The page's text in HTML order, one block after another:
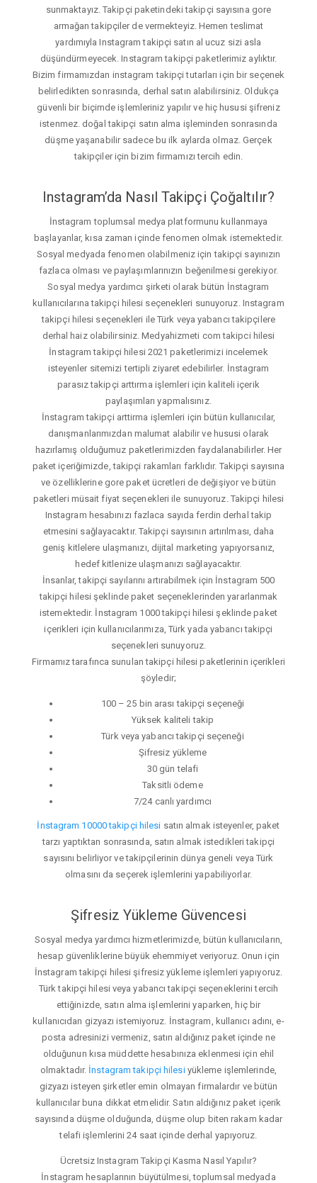
sunmaktayız. Takipçi paketindeki takipçi sayısına gore
armağan takipçiler de vermekteyiz. Hemen teslimat
yardımıyla Instagram takipçi satın al ucuz sizi asla
düşündürmeyecek. Instagram takipçi paketlerimiz aylıktır.
Bizim firmamızdan instagram takipçi tutarları için bir seçenek
belirledikten sonrasında, derhal satın alabilirsiniz. Oldukça
güvenli bir biçimde işlemleriniz yapılır ve hiç hususi şifreniz
istenmez. doğal takipçi satın alma işleminden sonrasında
düşme yaşanabilir sadece bu ilk aylarda olmaz. Gerçek
takipçiler için bizim firmamızı tercih edin.
Instagram’da Nasıl Takipçi Çoğaltılır?
İnstagram toplumsal medya platformunu kullanmaya
başlayanlar, kısa zaman içinde fenomen olmak istemektedir.
Sosyal medyada fenomen olabilmeniz için takipçi sayınızın
fazlaca olması ve paylaşımlarınızın beğenilmesi gerekiyor.
Sosyal medya yardımcı şirketi olarak bütün İnstagram
kullanıcılarına takipçi hilesi seçenekleri sunuyoruz. Instagram
takipçi hilesi seçenekleri ile Türk veya yabancı takipçilere
derhal haiz olabilirsiniz. Medyahizmeti com takipci hilesi
İnstagram takipçi hilesi 2021 paketlerimizi incelemek
isteyenler sitemizi tertipli ziyaret edebilirler. İnstagram
parasız takipçi arttırma işlemleri için kaliteli içerik
paylaşımları yapmalısınız.
İnstagram takipçi arttirma işlemleri için bütün kullanıcılar,
danışmanlarımızdan malumat alabilir ve hususi olarak
hazırlamış olduğumuz paketlerimizden faydalanabilirler. Her
paket içeriğimizde, takipçi rakamları farklıdır. Takipçi sayısına
ve özelliklerine gore paket ücretleri de değişiyor ve bütün
paketleri müsait fiyat seçenekleri ile sunuyoruz. Takipçi hilesi
Instagram hesabınızı fazlaca sayıda ferdin derhal takip
etmesini sağlayacaktır. Takipçi sayısının artırılması, daha
geniş kitlelere ulaşmanızı, dijital marketing yapıyorsanız,
hedef kitlenize ulaşmanızı sağlayacaktır.
İnsanlar, takipçi sayılarını artırabilmek için İnstagram 500
takipçi hilesi şeklinde paket seçeneklerinden yararlanmak
istemektedir. İnstagram 1000 takipçi hilesi şeklinde paket
içerikleri için kullanıcılarımıza, Türk yada yabancı takipçi
seçenekleri sunuyoruz.
Firmamız tarafınca sunulan takipçi hilesi paketlerinin içerikleri
şöyledir;
100 – 25 bin arası takipçi seçeneği
Yüksek kaliteli takip
Türk veya yabancı takipçi seçeneği
Şifresiz yükleme
30 gün telafi
Taksitli ödeme
7/24 canlı yardımcı
İnstagram 10000 takipçi hilesi satın almak isteyenler, paket
tarzı yaptıktan sonrasında, satın almak istedikleri takipçi
sayısını belirliyor ve takipçilerinin dünya geneli veya Türk
olmasını da seçerek işlemlerini yapabiliyorlar.
Şifresiz Yükleme Güvencesi
Sosyal medya yardımcı hizmetlerimizde, bütün kullanıcıların,
hesap güvenliklerine büyük ehemmiyet veriyoruz. Onun için
İnstagram takipçi hilesi şifresiz yükleme işlemleri yapıyoruz.
Türk takipçi hilesi veya yabancı takipçi seçeneklerini tercih
ettiğinizde, satın alma işlemlerini yaparken, hiç bir
kullanıcıdan gizyazı istemiyoruz. İnstagram, kullanıcı adını, e-
posta adresinizi vermeniz, satın aldığınız paket içinde ne
olduğunun kısa müddette hesabınıza eklenmesi için ehil
olmaktadır. İnstagram takipçi hilesiyükleme işlemlerinde,
gizyazı isteyen şirketler emin olmayan firmalardır ve bütün
kullanıcılar buna dikkat etmelidir. Satın aldığınız paket içerik
sayısında düşme olduğunda, düşme olup biten rakam kadar
telafi işlemlerini 24 saat içinde derhal yapıyoruz.
Ücretsiz Instagram Takipçi Kasma Nasıl Yapılır?
İnstagram hesaplarının büyütülmesi, toplumsal medyada